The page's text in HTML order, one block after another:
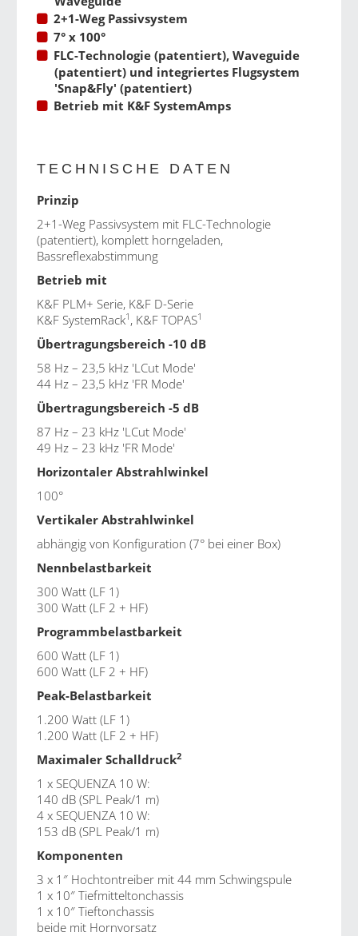
2+1-Weg Passivsystem
7° x 100°
FLC-Technologie (patentiert), Waveguide
(patentiert) und integriertes Flugsystem
'Snap&Fly' (patentiert)
Betrieb mit K&F SystemAmps
TECHNISCHE DATEN
Prinzip
2+1-Weg Passivsystem mit FLC-Technologie
(patentiert), komplett horngeladen,
Bassreflexabstimmung
Betrieb mit
K&F PLM+ Serie, K&F D-Serie
K&F SystemRack1 , K&F TOPAS1
Übertragungsbereich -10 dB
58 Hz – 23,5 kHz 'LCut Mode'
44 Hz – 23,5 kHz 'FR Mode'
Übertragungsbereich -5 dB
87 Hz – 23 kHz 'LCut Mode'
49 Hz – 23 kHz 'FR Mode'
Horizontaler Abstrahlwinkel
100°
Vertikaler Abstrahlwinkel
abhängig von Konfiguration (7° bei einer Box)
Nennbelastbarkeit
300 Watt (LF 1)
300 Watt (LF 2 + HF)
Programmbelastbarkeit
600 Watt (LF 1)
600 Watt (LF 2 + HF)
Peak-Belastbarkeit
1.200 Watt (LF 1)
1.200 Watt (LF 2 + HF)
Maximaler Schalldruck2
1 x SEQUENZA 10 W:
140 dB (SPL Peak/1 m)
4 x SEQUENZA 10 W:
153 dB (SPL Peak/1 m)
Komponenten
3 x 1″ Hochtontreiber mit 44 mm Schwingspule
1 x 10″ Tiefmitteltonchassis
1 x 10″ Tieftonchassis
beide mit Hornvorsatz